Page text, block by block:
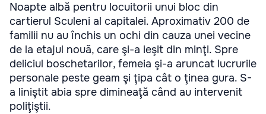
Noapte albă pentru locuitorii unui bloc din
cartierul Sculeni al capitalei. Aproximativ 200 de
familii nu au închis un ochi din cauza unei vecine
de la etajul nouă, care şi-a ieşit din minţi. Spre
deliciul boschetarilor, femeia şi-a aruncat lucrurile
personale peste geam şi ţipa cât o ţinea gura. S-
a liniştit abia spre dimineaţă când au intervenit
poliţiştii.